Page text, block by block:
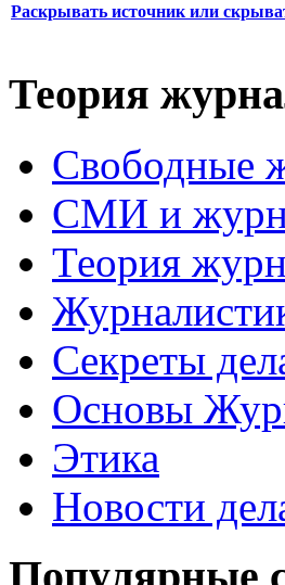
Раскрывать источник или
Теория
Свободные
СМИ и
Теория
Секреты
Основы
Этика
Новости